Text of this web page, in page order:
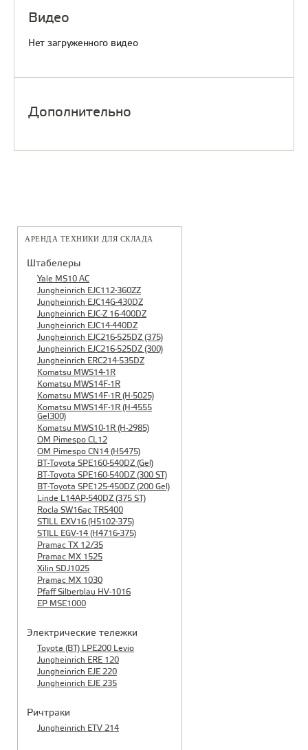
Видео
Нет загруженного видео
Дополнительно
АРЕНДА ТЕХНИКИ ДЛЯ СКЛАДА
Штабелеры
Yale MS10 AC
Jungheinrich EJC112-360ZZ
Jungheinrich EJC14G-430DZ
Jungheinrich EJC-Z 16-400DZ
Jungheinrich EJC14-440DZ
Jungheinrich EJC216-525DZ (375)
Jungheinrich EJC216-525DZ (300)
Jungheinrich ERC214-535DZ
Komatsu MWS14-1R
Komatsu MWS14F-1R
Komatsu MWS14F-1R (H-5025)
Komatsu MWS14F-1R (H-4555
Gel300)
Komatsu MWS10-1R (Н-2985)
OM Pimespo CL12
OM Pimespo CN14 (Н5475)
BT-Toyota SPE160-540DZ (Gel)
BT-Toyota SPE160-540DZ (300 ST)
BT-Toyota SPE125-450DZ (200 Gel)
Linde L14AP-540DZ (375 ST)
Rocla SW16ac TR5400
STILL EXV16 (H5102-375)
STILL EGV-14 (H4716-375)
Pramac TX 12/35
Pramac MX 1525
Xilin SDJ1025
Pramac MX 1030
Pfaff Silberblau HV-1016
EP MSE1000
Электрические тележки
Toyota (BT) LPE200 Levio
Jungheinrich ERE 120
Jungheinrich EJE 220
Jungheinrich EJE 235
Ричтраки
Jungheinrich ETV 214